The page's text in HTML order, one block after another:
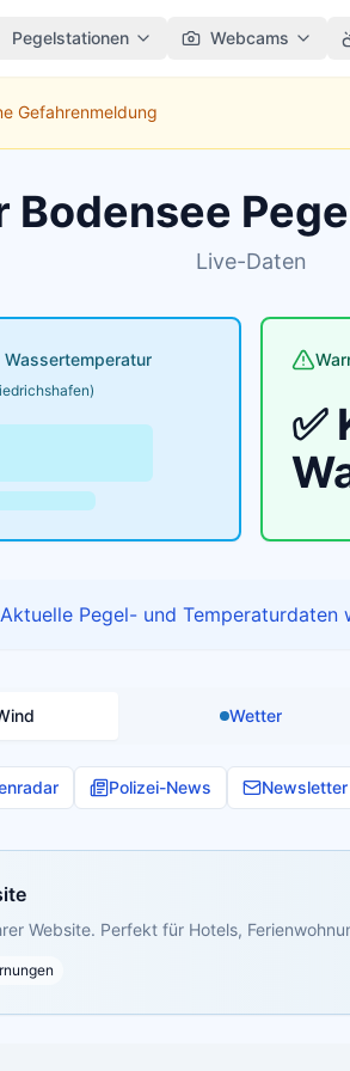
Pegelstationen Webcams
Gefahrenmeldung
Live-Daten
Wassertemperatur
✅
Aktuelle Pegel- und Temperaturdaten
Wetter
Polizei-News Newsletter
Website. Perfekt für Hotels,